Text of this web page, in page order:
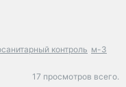
контроль м-3
17 просмотров всего.